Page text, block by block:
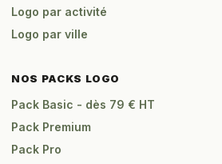
Logo par activité
Logo par ville
NOS PACKS LOGO
Pack Basic - dès 79 € HT
Pack Premium
Pack Pro